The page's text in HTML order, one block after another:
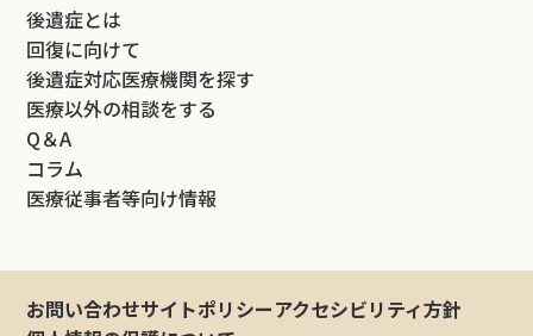
後遺症とは
回復に向けて
後遺症対応医療機関を探す
医療以外の相談をする
Q＆A
コラム
医療従事者等向け情報
お問い合わせサイトポリシーアクセシビリティ方針